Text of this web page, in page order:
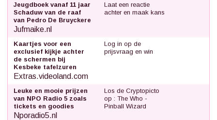
Jeugdboek vanaf 11 jaar
Schaduw van de raaf
van Pedro De Bruyckere
Jufmaike.nl
Laat een reactie
achter en maak kans
Kaartjes voor een
exclusief kijkje achter
de schermen bij
Kesbeke tafelzuren
Extras.videoland.com
Log in op de
prijsvraag en win
Leuke en mooie prijzen
van NPO Radio 5 zoals
tickets en goodies
Nporadio5.nl
Los de Cryptopicto
op : The Who -
Pinball Wizard